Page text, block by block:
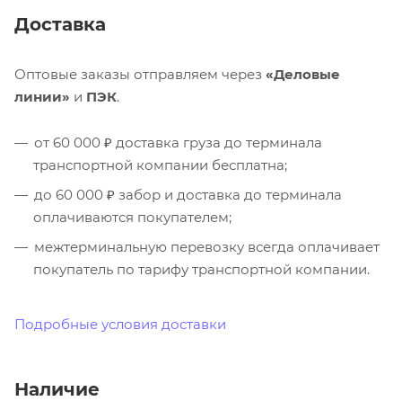
Доставка
Оптовые заказы отправляем через «Деловые
линии» и ПЭК.
от 60 000 ₽ доставка груза до терминала
транспортной компании бесплатна;
до 60 000 ₽ забор и доставка до терминала
оплачиваются покупателем;
межтерминальную перевозку всегда оплачивает
покупатель по тарифу транспортной компании.
Подробные условия доставки
Наличие